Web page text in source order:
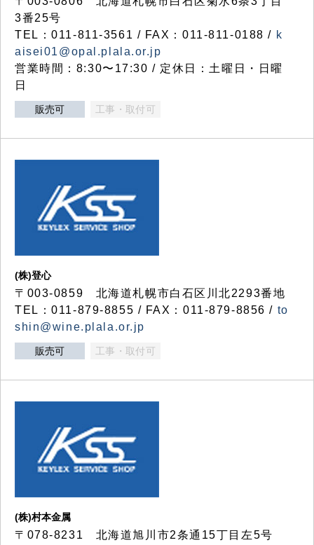
3番25号
TEL：011-811-3561 / FAX：011-811-0188 / k
aisei01@opal.plala.or.jp
営業時間：8:30〜17:30 / 定休日：土曜日・日曜
日
販売可 工事・取付可
(株)登心
〒003-0859 北海道札幌市白石区川北2293番地
TEL：011-879-8855 / FAX：011-879-8856 / to
shin@wine.plala.or.jp
販売可 工事・取付可
(株)村本金属
〒078-8231 北海道旭川市2条通15丁目左5号